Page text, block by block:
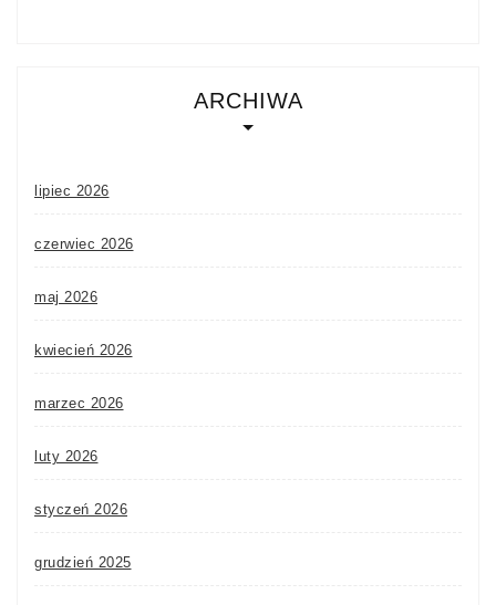
ARCHIWA
lipiec 2026
czerwiec 2026
maj 2026
kwiecień 2026
marzec 2026
luty 2026
styczeń 2026
grudzień 2025